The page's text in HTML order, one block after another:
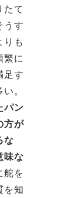
たて
うす
りも
繁に
足す
。
パン
方が
な
味な
舵を
を知